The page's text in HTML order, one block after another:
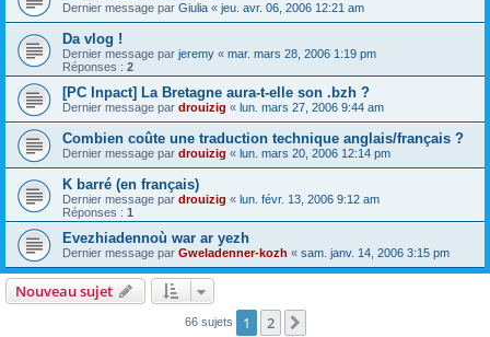
Dernier message par Giulia « jeu. avr. 06, 2006 12:21 am
Da vlog !
Dernier message par jeremy « mar. mars 28, 2006 1:19 pm
Réponses : 2
[PC Inpact] La Bretagne aura-t-elle son .bzh ?
Dernier message par drouizig « lun. mars 27, 2006 9:44 am
Combien coûte une traduction technique anglais/français ?
Dernier message par drouizig « lun. mars 20, 2006 12:14 pm
K barré (en français)
Dernier message par drouizig « lun. févr. 13, 2006 9:12 am
Réponses : 1
Evezhiadennoù war ar yezh
Dernier message par Gweladenner-kozh « sam. janv. 14, 2006 3:15 pm
Nouveau sujet
66 sujets 1 2